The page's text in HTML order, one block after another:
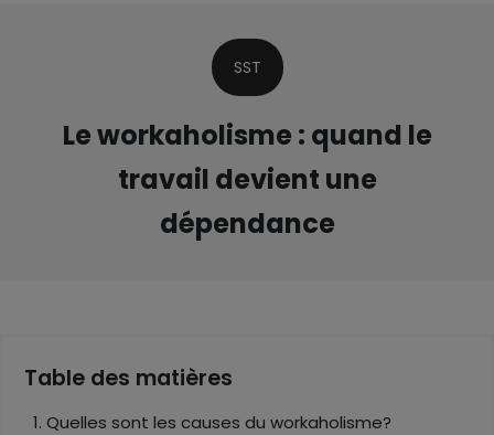
SST
Le workaholisme : quand le
travail devient une
dépendance
Table des matières
Quelles sont les causes du workaholisme?